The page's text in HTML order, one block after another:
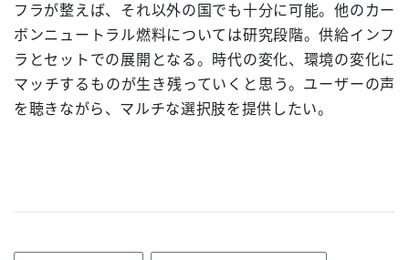
フラが整えば、それ以外の国でも十分に可能。他のカー
ボンニュートラル燃料については研究段階。供給インフ
ラとセットでの展開となる。時代の変化、環境の変化に
マッチするものが生き残っていくと思う。ユーザーの声
を聴きながら、マルチな選択肢を提供したい。